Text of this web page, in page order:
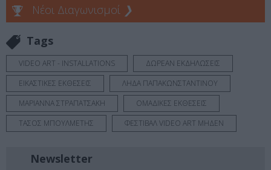
Νέοι Διαγωνισμοί ❯
Tags
VIDEO ART - INSTALLATIONS
ΔΩΡΕΑΝ ΕΚΔΗΛΩΣΕΙΣ
ΕΙΚΑΣΤΙΚΕΣ ΕΚΘΕΣΕΙΣ
ΛΗΔΑ ΠΑΠΑΚΩΝΣΤΑΝΤΙΝΟΥ
ΜΑΡΙΑΝΝΑ ΣΤΡΑΠΑΤΣΑΚΗ
ΟΜΑΔΙΚΕΣ ΕΚΘΕΣΕΙΣ
ΤΑΣΟΣ ΜΠΟΥΛΜΕΤΗΣ
ΦΕΣΤΙΒΑΛ VIDEO ART ΜΗΔΕΝ
Newsletter